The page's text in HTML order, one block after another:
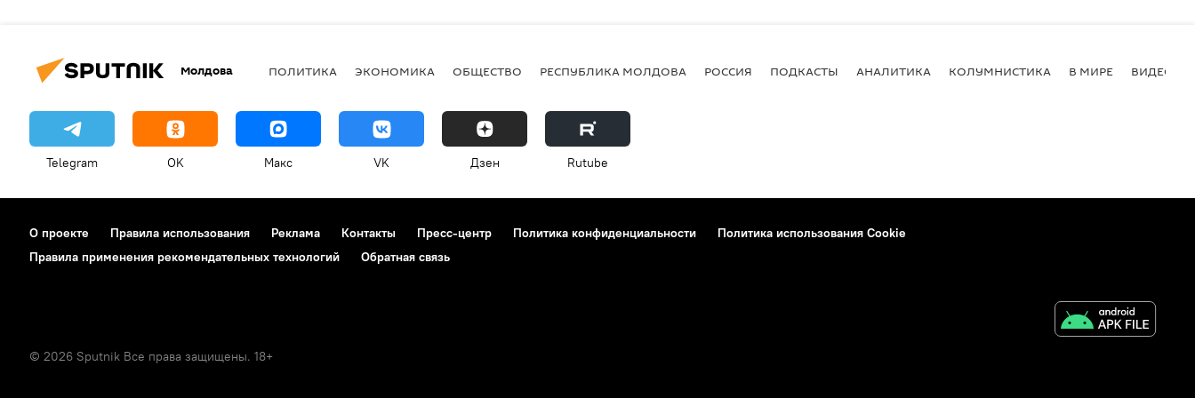
Молдова ПОЛИТИКА ЭКОНОМИКА ОБЩЕСТВО РЕСПУБЛИКА МОЛДОВА РОССИЯ ПОДКАСТЫ АНАЛИТИКА КОЛУМНИСТИКА В МИРЕ ВИДЕО
Telegram OK Макс VK Дзен Rutube
О проекте Правила использования Реклама Контакты Пресс-центр Политика конфиденциальности
Политика использования Cookie
Правила применения рекомендательных технологий
Обратная связь
© 2026 Sputnik Все права защищены. 18+